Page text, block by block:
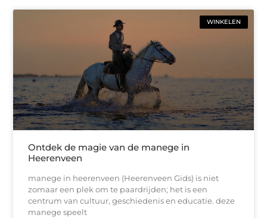
WINKELEN
Ontdek de magie van de manege in
Heerenveen
manege in heerenveen (Heerenveen Gids) is niet
zomaar een plek om te paardrijden; het is een
centrum van cultuur, geschiedenis en educatie. deze
manege speelt